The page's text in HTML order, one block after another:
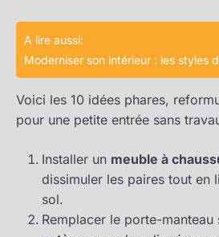
A lire aussi:
Moderniser son intérieur : les styles
Voici les 10 idées phares,
pour une petite entrée sans
Installer un meuble à
dissimuler les paires tout en
sol.
Remplacer le porte-